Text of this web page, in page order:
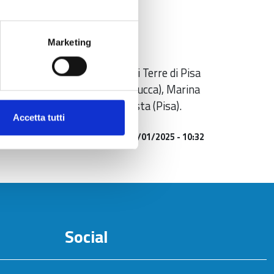
Marketing
Accetta tutti
Carrara), Consorzio Vini Terre di Pisa
La Fortezza Vini (Lucca), Marina
Mariani (Lucca), Varramista (Pisa).
Aggiornato al 07/01/2025 - 10:32
Social